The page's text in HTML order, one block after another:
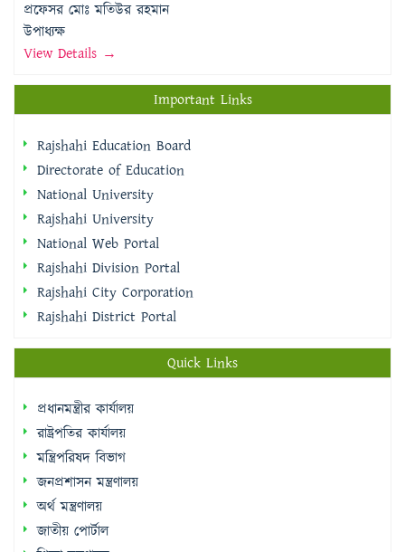
Rajshahi Education Board
Directorate of Education
Rajshahi University
National Web Portal
Rajshahi Division Portal
Rajshahi City Corporation
Rajshahi District Portal
Quick Links
প্রধানমন্ত্রীর কার্যালয়
জনপ্রশাসন মন্ত্রণালয়
অর্থ মন্ত্রণালয়
জাতীয় পোর্টাল
শিক্ষা মন্ত্রণালয়
মাধ্যমিক ও উচ্চশিক্ষা অধিদপ্তর
জাতীয় শিক্ষা ব্যবস্থাপনা একাডেমি (নায়েম)